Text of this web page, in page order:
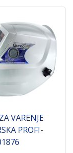
VARENJE
PROFI-